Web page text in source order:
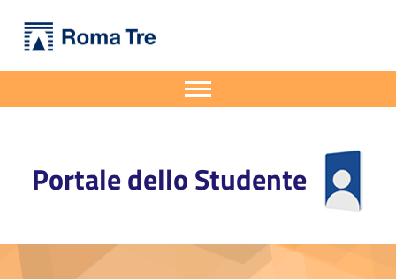
Art. 10 Trasferimenti da altri Atenei, passaggi tra i corsi di studio di Roma Tre, abbreviazioni di corso per il conseguimento di un secondo titolo - Portale dello Studente
Portale dello Studente
Apri il menu secondario
Header info sidebar